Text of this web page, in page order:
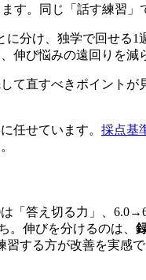
す。同じ「話す練習
分け、独学で回せる
伸び悩みの遠回りを減
て直すべきポイント
任せています。 採点基
「答え切る力」、
。伸びを分けるのは、
習する方が改善を実感